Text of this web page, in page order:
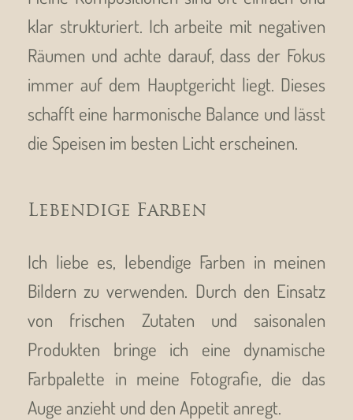
klar strukturiert. Ich arbeite mit negativen
Räumen und achte darauf, dass der Fokus
immer auf dem Hauptgericht liegt. Dieses
schafft eine harmonische Balance und lässt
die Speisen im besten Licht erscheinen.
Lebendige Farben
Ich liebe es, lebendige Farben in meinen
Bildern zu verwenden. Durch den Einsatz
von frischen Zutaten und saisonalen
Produkten bringe ich eine dynamische
Farbpalette in meine Fotografie, die das
Auge anzieht und den Appetit anregt.